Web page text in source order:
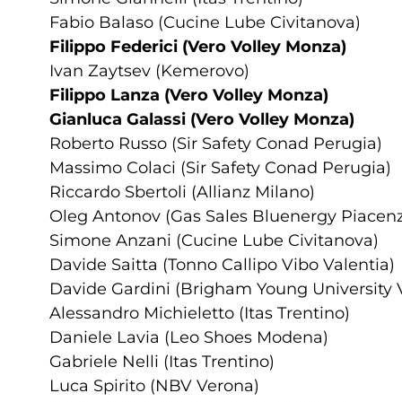
Fabio Balaso (Cucine Lube Civitanova)
Filippo Federici (Vero Volley Monza)
Ivan Zaytsev (Kemerovo)
Filippo Lanza (Vero Volley Monza)
Gianluca Galassi (Vero Volley Monza)
Roberto Russo (Sir Safety Conad Perugia)
Massimo Colaci (Sir Safety Conad Perugia)
Riccardo Sbertoli (Allianz Milano)
Oleg Antonov (Gas Sales Bluenergy
Simone Anzani (Cucine Lube Civitanova)
Davide Saitta (Tonno Callipo Vibo Valentia)
Davide Gardini (Brigham Young University
Alessandro Michieletto (Itas Trentino)
Daniele Lavia (Leo Shoes Modena)
Gabriele Nelli (Itas Trentino)
Luca Spirito (NBV Verona)